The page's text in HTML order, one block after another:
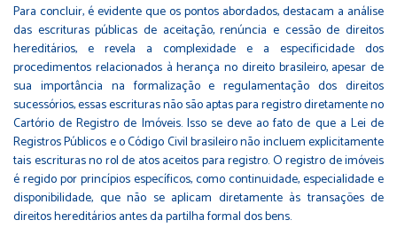
Para concluir, é evidente que os pontos abordados, destacam a análise
das escrituras públicas de aceitação, renúncia e cessão de direitos
hereditários, e revela a complexidade e a especificidade dos
procedimentos relacionados à herança no direito brasileiro, apesar de
sua importância na formalização e regulamentação dos direitos
sucessórios, essas escrituras não são aptas para registro diretamente no
Cartório de Registro de Imóveis. Isso se deve ao fato de que a Lei de
Registros Públicos e o Código Civil brasileiro não incluem explicitamente
tais escrituras no rol de atos aceitos para registro. O registro de imóveis
é regido por princípios específicos, como continuidade, especialidade e
disponibilidade, que não se aplicam diretamente às transações de
direitos hereditários antes da partilha formal dos bens.